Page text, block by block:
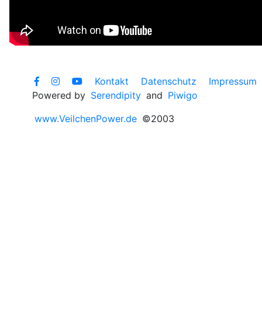
Kontakt Datenschutz
Impressum
Powered by Serendipity and Piwigo
www.VeilchenPower.de ©2003